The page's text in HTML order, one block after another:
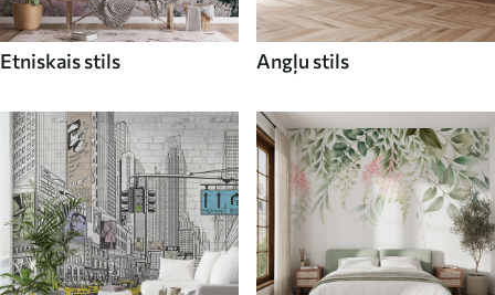
Etniskais stils Angļu stils